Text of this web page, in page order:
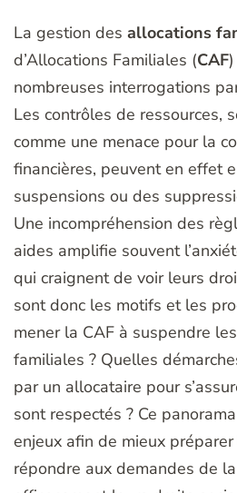
La gestion des allocations
d’Allocations Familiales (CAF
nombreuses interrogations
Les contrôles de ressources,
comme une menace pour la
financières, peuvent en effet
suspensions ou des
Une incompréhension des
aides amplifie souvent
qui craignent de voir leurs
sont donc les motifs et les
mener la CAF à suspendre
familiales ? Quelles
par un allocataire pour
sont respectés ? Ce
enjeux afin de mieux
répondre aux demandes de